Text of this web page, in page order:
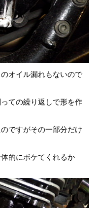
オイル漏れもないので
ての繰り返しで形を作
ですがその一部分だけ
的にボケてくれるか